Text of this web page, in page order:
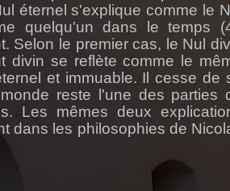
éternel s'explique comme le
quelqu'un dans le temps
Selon le premier cas, le Nul
divin se reflète comme le
et immuable. Il cesse de
reste l'une des parties
Les mêmes deux
dans les philosophies de